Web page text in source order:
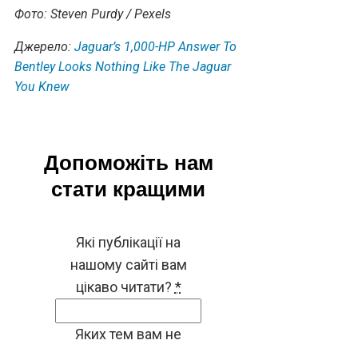
Фото: Steven Purdy / Pexels
Джерело: Jaguar’s 1,000-HP Answer To
Bentley Looks Nothing Like The Jaguar
You Knew
Допоможіть нам
стати кращими
Які публікації на
нашому сайті вам
цікаво читати? *
Яких тем вам не